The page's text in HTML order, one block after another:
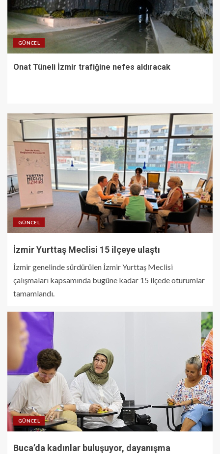
GÜNCEL
Onat Tüneli İzmir trafiğine nefes aldıracak
GÜNCEL
İzmir Yurttaş Meclisi 15 ilçeye ulaştı
İzmir genelinde sürdürülen İzmir Yurttaş Meclisi
çalışmaları kapsamında bugüne kadar 15 ilçede oturumlar
tamamlandı.
GÜNCEL
Buca’da kadınlar buluşuyor, dayanışma